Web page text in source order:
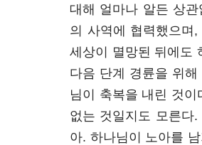
대해 얼마나 알든 상
의 사역에 협력했으며
세상이 멸망된 뒤에도
다음 단계 경륜을 위
님이 축복을 내린 것
없는 것일지도 모른다
아. 하나님이 노아를